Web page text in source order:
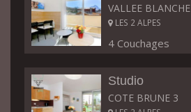
VALLEE BLANCHE
LES 2 ALPES
4 Couchages
Studio
COTE BRUNE 3